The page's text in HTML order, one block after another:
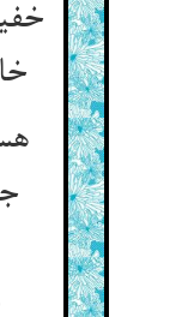
خاک من کاس الکرام